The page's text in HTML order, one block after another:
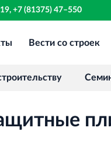
+7 (81375) 47–550
группа
институт
Вести со строек